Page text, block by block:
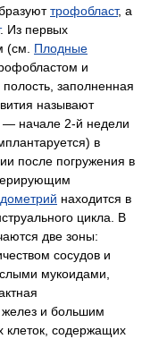
трофобласт, а
. Из первых
(см. Плодные
и
заполненная
называют
— начале 2-й недели
в
после погружения в
находится в
цикла. В
две зоны:
сосудов и
мукоидами,
и большим
клеток, содержащих